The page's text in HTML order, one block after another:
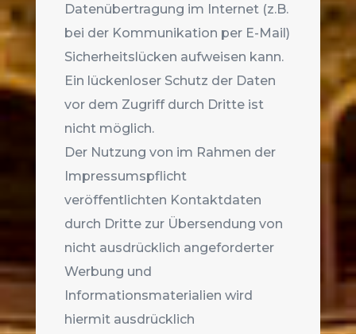
Datenübertragung im Internet (z.B.
bei der Kommunikation per E-Mail)
Sicherheitslücken aufweisen kann.
Ein lückenloser Schutz der Daten
vor dem Zugriff durch Dritte ist
nicht möglich.
Der Nutzung von im Rahmen der
Impressumspflicht
veröffentlichten Kontaktdaten
durch Dritte zur Übersendung von
nicht ausdrücklich angeforderter
Werbung und
Informationsmaterialien wird
hiermit ausdrücklich